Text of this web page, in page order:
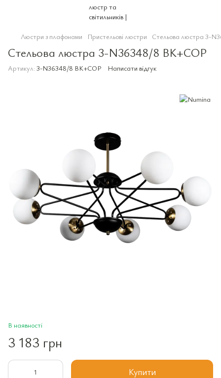
Люстри з плафонами Пристельові люстри Стельова люстра 3-
Стельова люстра 3-N36348/8 BK+COP
Артикул: 3-N36348/8 BK+COP Написати відгук
В наявності
3 183 грн
Купити